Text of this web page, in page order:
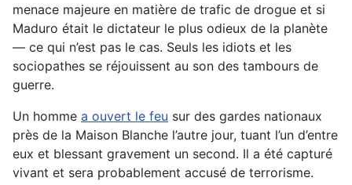
menace majeure en matière de trafic de drogue et si
Maduro était le dictateur le plus odieux de la planète
— ce qui n’est pas le cas. Seuls les idiots et les
sociopathes se réjouissent au son des tambours de
guerre.
Un homme a ouvert le feu sur des gardes nationaux
près de la Maison Blanche l’autre jour, tuant l’un d’entre
eux et blessant gravement un second. Il a été capturé
vivant et sera probablement accusé de terrorisme.